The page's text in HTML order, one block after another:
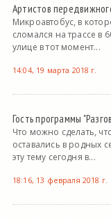
Артистов
Микроавтобус, в
сломался на трассе в
улице в тот момент...
14:04, 19 марта 2018 г.
Гость программы
Что можно сделать,
оставались в родных
эту тему сегодня в...
18:16, 13 февраля 2018 г.